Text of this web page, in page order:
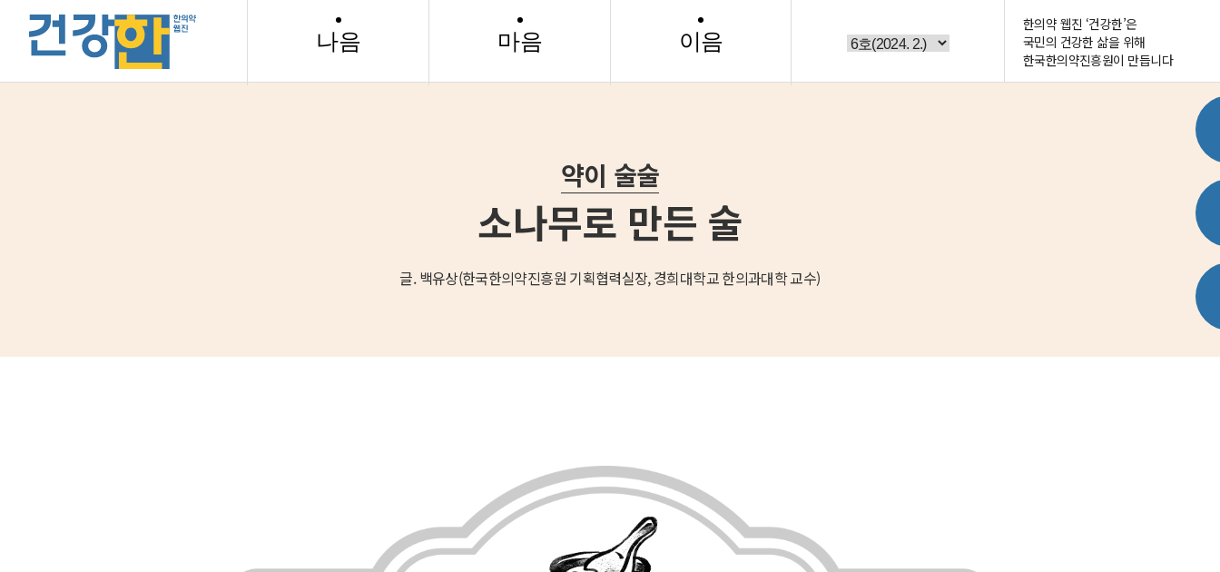
로고 나음 마음 이음
한의약 웹진 ‘건강한’은
국민의 건강한 삶을 위해
한국한의약진흥원이 만듭니다
약이 술술
소나무로 만든 술
글. 백유상(한국한의약진흥원 기획협력실장, 경희대학교 한의과대학 교수)